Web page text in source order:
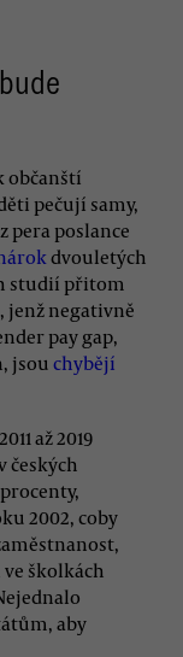
občanští
pečují samy,
pera poslance
dvouletých
studií přitom
jenž negativně
pay gap,
jsou chybějí
až 2019
českých
2002, coby
školkách
aby